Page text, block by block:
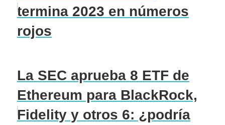
termina 2023 en números
rojos
La SEC aprueba 8 ETF de
Ethereum para BlackRock,
Fidelity y otros 6: ¿podría